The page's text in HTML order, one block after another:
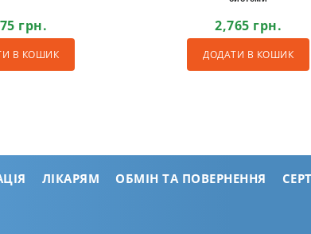
грн.
В КОШИК
2,765 грн.
ДОДАТИ В КОШИК
ЛІКАРЯМ ОБМІН ТА ПОВЕРНЕННЯ